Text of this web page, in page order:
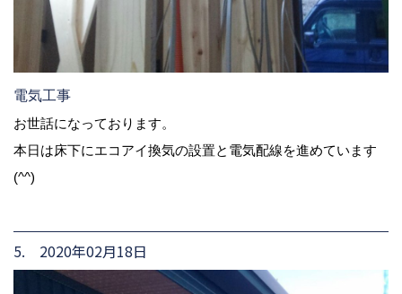
電気工事
お世話になっております。
本日は床下にエコアイ換気の設置と電気配線を進めています
(^^)
5. 2020年02月18日